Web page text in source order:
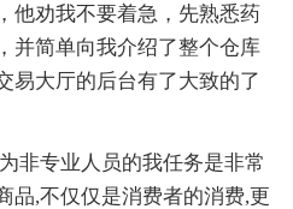
他劝我不要着急，先熟悉药
并简单向我介绍了整个仓库
易大厅的后台有了大致的了
专业人员的我任务是非常
品,不仅仅是消费者的消费,更